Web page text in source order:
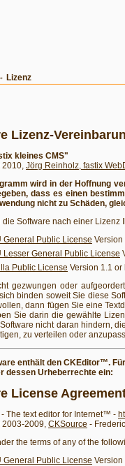
Lizenz
Lizenz-
kleines CMS"
2010, Jörg Reinholz, fastix
wird in der Hoffnung
dass es einen
nicht zu Schäden,
die Software nach einer Lizenz
General Public License Version
Lesser General Public License
Public License Version 1.1 or
gezwungen oder
binden soweit Sie diese
dann fügen Sie eine
Sie darin die gewählte
nicht daran hindern,
zu verteilen oder
enthält den CKEditor™.
dessen Urheberrechte ein:
License
- The text editor for Internet™ -
2009, CKSource -
the terms of any of the
General Public License Version